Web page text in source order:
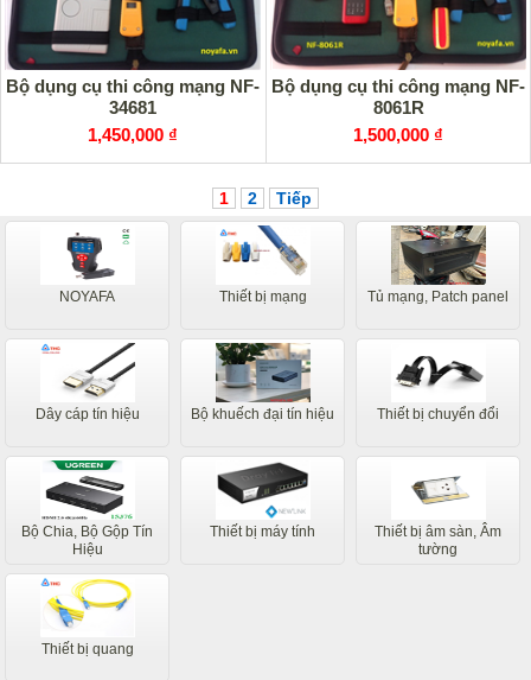
Bộ dụng cụ thi công mạng NF-
34681
1,450,000 ₫
Bộ dụng cụ thi công mạng NF-
8061R
1,500,000 ₫
1 2 Tiếp
NOYAFA Thiết bị mạng Tủ mạng, Patch panel
Dây cáp tín hiệu Bộ khuếch đại tín hiệu Thiết bị chuyển đổi
Bộ Chia, Bộ Gộp Tín
Hiệu
Thiết bị máy tính
Thiết bị âm sàn, Âm
tường
Thiết bị quang